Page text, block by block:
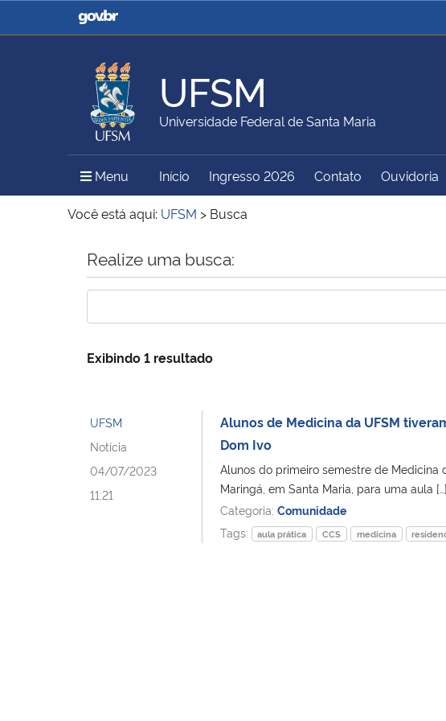
Casa Civil
Ministério da Justiça e
Ministério
Ministério da Agricultura,
Pecuária e Abastecimento
Ministério da Educação
Ministério do Meio Ambiente Ministério do Turismo
Ministério do
UFSM
Universidade Federal de Santa Maria
Menu Menu Principal do Sítio
Início Ingresso 2026 Contato Ouvidoria
Você está aqui: UFSM > Busca
Início do conteúdo
Realize uma busca:
Exibindo 1 resultado
UFSM
Notícia
04/07/2023
11:21
Alunos de Medicina da UFSM
Dom Ivo
Alunos do primeiro semestre de Medicina
Maringá, em Santa Maria, para uma aula […]
Categoria: Comunidade
Tags:
aula prática CCS medicina